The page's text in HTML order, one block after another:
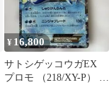
¥ 16,800
サトシゲッコウガEX
プロモ （218/XY-P） ポ